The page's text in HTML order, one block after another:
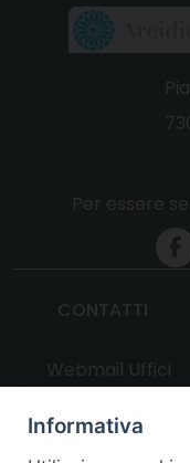
Informativa